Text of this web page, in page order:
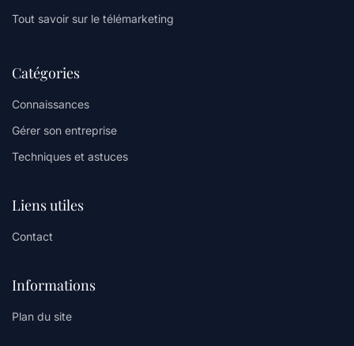
Tout savoir sur le télémarketing
Catégories
Connaissances
Gérer son entreprise
Techniques et astuces
Liens utiles
Contact
Informations
Plan du site